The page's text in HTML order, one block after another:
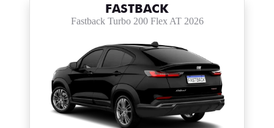
FASTBACK
Fastback Turbo 200 Flex AT 2026